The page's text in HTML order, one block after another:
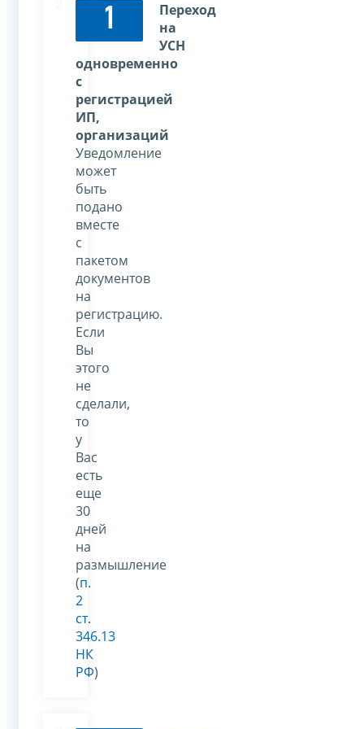
1
Переход
на
УСН
одновременно
с
регистрацией
ИП,
организаций
Уведомление
может
быть
подано
вместе
с
пакетом
документов
на
регистрацию.
Если
Вы
этого
не
сделали,
то
у
Вас
есть
еще
30
дней
на
размышление
(п.
2
ст.
346.13
НК
РФ)